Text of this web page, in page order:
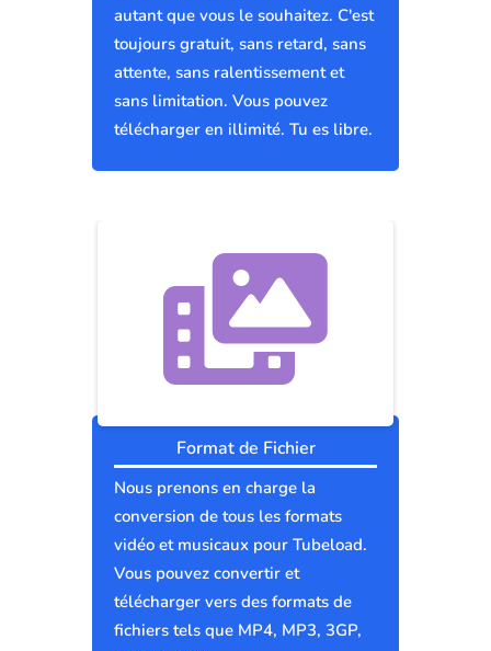
autant que vous le souhaitez. C'est
toujours gratuit, sans retard, sans
attente, sans ralentissement et
sans limitation. Vous pouvez
télécharger en illimité. Tu es libre.
Format de Fichier
Nous prenons en charge la
conversion de tous les formats
vidéo et musicaux pour Tubeload.
Vous pouvez convertir et
télécharger vers des formats de
fichiers tels que MP4, MP3, 3GP,